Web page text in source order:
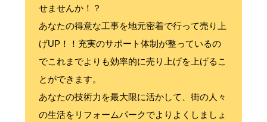
せませんか！？
あなたの得意な工事を地元密着で行って売り上
げUP！！充実のサポート体制が整っているの
でこれまでよりも効率的に売り上げを上げるこ
とができます。
あなたの技術力を最大限に活かして、街の人々
の生活をリフォームパークでよりよくしましょ